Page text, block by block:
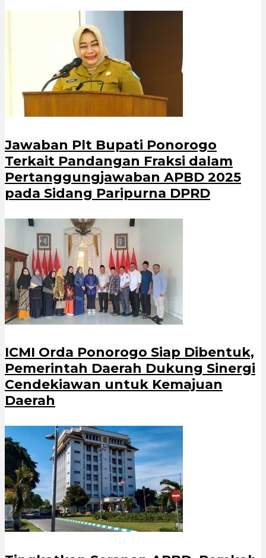
Jawaban Plt Bupati Ponorogo
Terkait Pandangan Fraksi dalam
Pertanggungjawaban APBD 2025
pada Sidang Paripurna DPRD
ICMI Orda Ponorogo Siap Dibentuk,
Pemerintah Daerah Dukung Sinergi
Cendekiawan untuk Kemajuan
Daerah